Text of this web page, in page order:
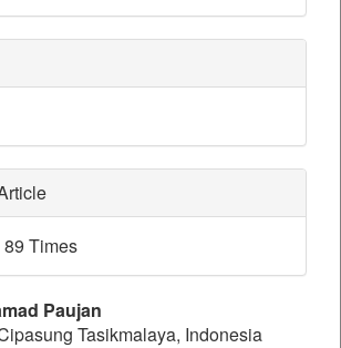
Times
Paujan
Tasikmalaya, Indonesia